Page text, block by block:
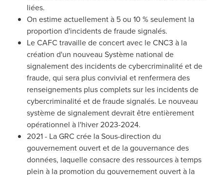
liées.
On estime actuellement à 5 ou 10 % seulement la
proportion d'incidents de fraude signalés.
Le CAFC travaille de concert avec le CNC3 à la
création d'un nouveau Système national de
signalement des incidents de cybercriminalité et de
fraude, qui sera plus convivial et renfermera des
renseignements plus complets sur les incidents de
cybercriminalité et de fraude signalés. Le nouveau
système de signalement devrait être entièrement
opérationnel à l'hiver 2023-2024.
2021 - La GRC crée la Sous-direction du
gouvernement ouvert et de la gouvernance des
données, laquelle consacre des ressources à temps
plein à la promotion du gouvernement ouvert à la